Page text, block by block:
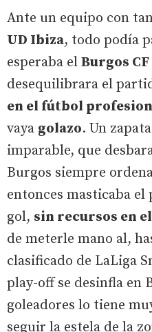
Ante un equipo con
UD Ibiza, todo podía
esperaba el Burgos CF
desequilibrara el
en el fútbol
vaya golazo. Un
imparable, que
Burgos siempre
entonces masticaba
gol, sin recursos en
de meterle mano al,
clasificado de LaLiga
play-off se desinfla en
goleadores lo tiene
seguir la estela de la